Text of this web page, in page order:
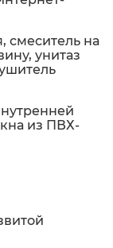
смеситель на
унитаз
из ПВХ-